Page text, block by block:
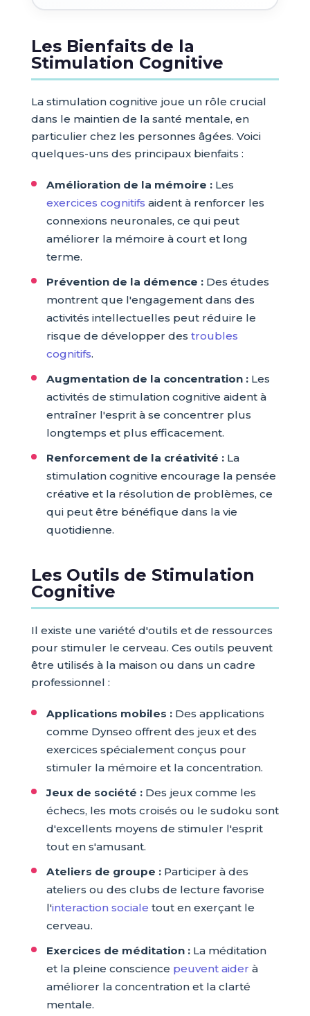
Les Bienfaits de la
Stimulation Cognitive
La stimulation cognitive joue un rôle crucial
dans le maintien de la santé mentale, en
particulier chez les personnes âgées. Voici
quelques-uns des principaux bienfaits :
Amélioration de la mémoire :Les
exercices cognitifs aident à renforcer les
connexions neuronales, ce qui peut
améliorer la mémoire à court et long
terme.
Prévention de la démence :Des études
montrent que l'engagement dans des
activités intellectuelles peut réduire le
risque de développer des troubles
cognitifs.
Augmentation de la concentration :Les
activités de stimulation cognitive aident à
entraîner l'esprit à se concentrer plus
longtemps et plus efficacement.
Renforcement de la créativité :La
stimulation cognitive encourage la pensée
créative et la résolution de problèmes, ce
qui peut être bénéfique dans la vie
quotidienne.
Les Outils de Stimulation
Cognitive
Il existe une variété d'outils et de ressources
pour stimuler le cerveau. Ces outils peuvent
être utilisés à la maison ou dans un cadre
professionnel :
Applications mobiles :Des applications
comme Dynseo offrent des jeux et des
exercices spécialement conçus pour
stimuler la mémoire et la concentration.
Jeux de société :Des jeux comme les
échecs, les mots croisés ou le sudoku sont
d'excellents moyens de stimuler l'esprit
tout en s'amusant.
Ateliers de groupe :Participer à des
ateliers ou des clubs de lecture favorise
l'interaction sociale tout en exerçant le
cerveau.
Exercices de méditation :La méditation
et la pleine conscience peuvent aider à
améliorer la concentration et la clarté
mentale.